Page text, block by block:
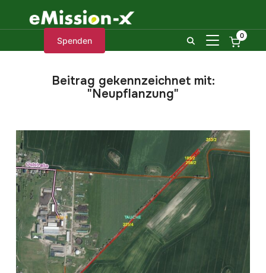
Spenden 0
Beitrag gekennzeichnet mit:
"Neupflanzung"